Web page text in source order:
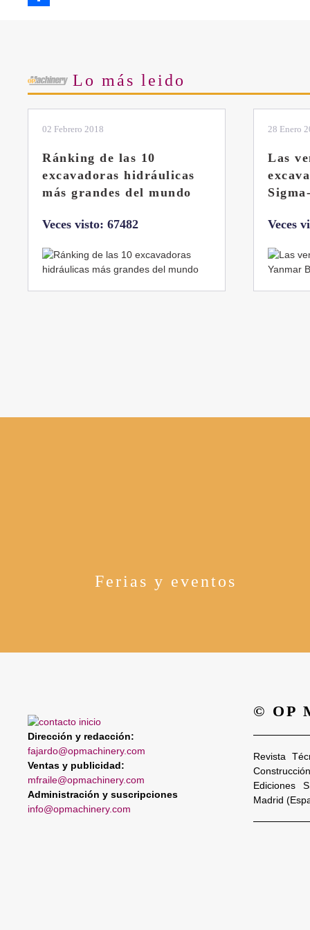
Lo más leido
28 Enero 2019
Las ventajas de la
excavadora Yanmar B7
Sigma-6
Veces visto: 32220
11 Marzo
El
Ferias y eventos
Dirección y redacción:
fajardo@opmachinery.com
Ventas y publicidad:
mfraile@opmachinery.com
Administración y suscripciones
info@opmachinery.com
© OP
Revista
Ediciones
Madrid